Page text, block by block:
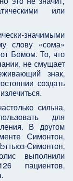
или
значимыми
слову «сома»
Бомом. То, что
не смущает
знак,
создать
сильна,
для
В другом
Симонтон,
Симонтон,
выполнили
пациентов,